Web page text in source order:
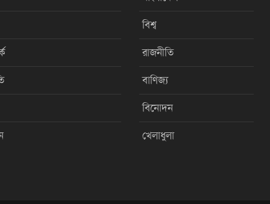
বিশ্ব
রাজনীতি
বাণিজ্য
বিনোদন
খেলাধুলা